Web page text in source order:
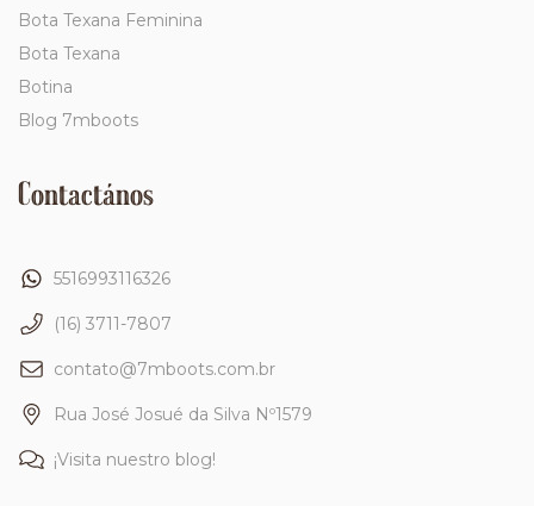
Bota Texana Feminina
Bota Texana
Botina
Blog 7mboots
Contactános
5516993116326
(16) 3711-7807
contato@7mboots.com.br
Rua José Josué da Silva Nº1579
¡Visita nuestro blog!